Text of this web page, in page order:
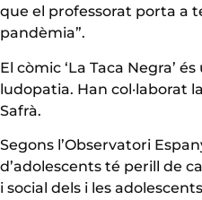
que el professorat porta a
pandèmia”.
El còmic ‘La Taca Negra’
ludopatia. Han col·laborat
Safrà.
Segons l’Observatori
d’adolescents té perill de
i social dels i les